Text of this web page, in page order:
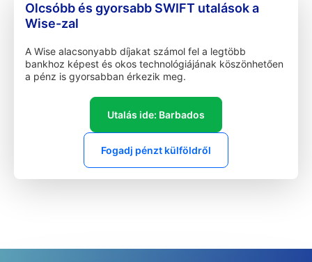
Olcsóbb és gyorsabb SWIFT utalások a
Wise-zal
A Wise alacsonyabb díjakat számol fel a legtöbb
bankhoz képest és okos technológiájának köszönhetően
a pénz is gyorsabban érkezik meg.
Utalás ide: Barbados
Fogadj pénzt külföldről